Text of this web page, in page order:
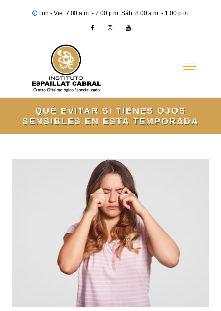
Lun - Vie: 7:00 a.m. - 7:00 p.m. Sáb: 8:00 a.m. - 1:00 p.m.
QUÉ EVITAR SI TIENES OJOS
SENSIBLES EN ESTA TEMPORADA